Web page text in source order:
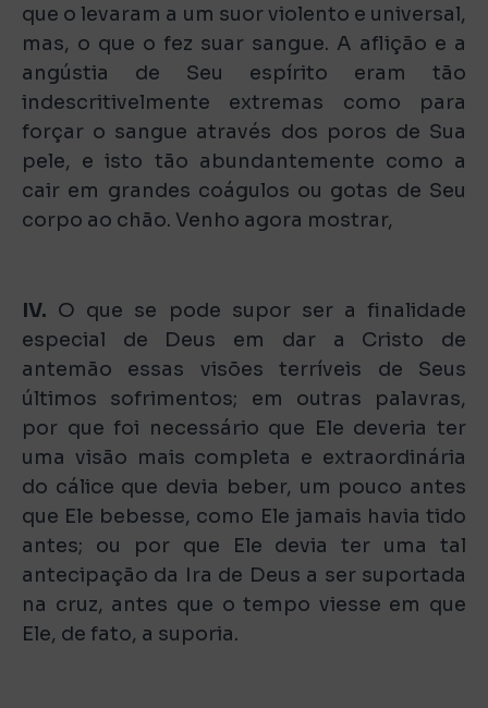
que o levaram a um suor violento e universal,
mas, o que o fez suar sangue. A aflição e a
angústia de Seu espírito eram tão
indescritivelmente extremas como para
forçar o sangue através dos poros de Sua
pele, e isto tão abundantemente como a
cair em grandes coágulos ou gotas de Seu
corpo ao chão. Venho agora mostrar,
IV. O que se pode supor ser a finalidade
especial de Deus em dar a Cristo de
antemão essas visões terríveis de Seus
últimos sofrimentos; em outras palavras,
por que foi necessário que Ele deveria ter
uma visão mais completa e extraordinária
do cálice que devia beber, um pouco antes
que Ele bebesse, como Ele jamais havia tido
antes; ou por que Ele devia ter uma tal
antecipação da Ira de Deus a ser suportada
na cruz, antes que o tempo viesse em que
Ele, de fato, a suporia.